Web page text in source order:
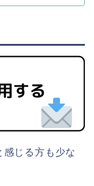
感じる方も少な